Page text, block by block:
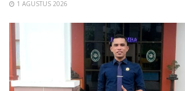
1 AGUSTUS 2026